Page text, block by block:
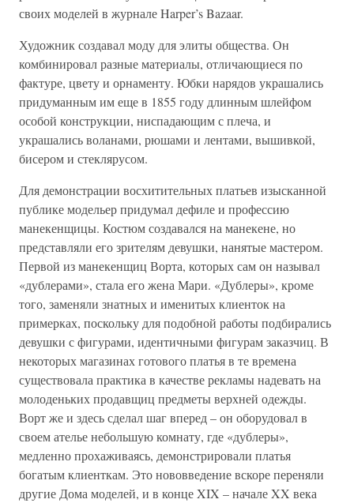
своих моделей в журнале Harper’s Bazaar.
Художник создавал моду для элиты общества. Он
комбинировал разные материалы, отличающиеся по
фактуре, цвету и орнаменту. Юбки нарядов украшались
придуманным им еще в 1855 году длинным шлейфом
особой конструкции, ниспадающим с плеча, и
украшались воланами, рюшами и лентами, вышивкой,
бисером и стеклярусом.
Для демонстрации восхитительных платьев изысканной
публике модельер придумал дефиле и профессию
манекенщицы. Костюм создавался на манекене, но
представляли его зрителям девушки, нанятые мастером.
Первой из манекенщиц Ворта, которых сам он называл
«дублерами», стала его жена Мари. «Дублеры», кроме
того, заменяли знатных и именитых клиенток на
примерках, поскольку для подобной работы подбирались
девушки с фигурами, идентичными фигурам заказчиц. В
некоторых магазинах готового платья в те времена
существовала практика в качестве рекламы надевать на
молоденьких продавщиц предметы верхней одежды.
Ворт же и здесь сделал шаг вперед – он оборудовал в
своем ателье небольшую комнату, где «дублеры»,
медленно прохаживаясь, демонстрировали платья
богатым клиенткам. Это нововведение вскоре переняли
другие Дома моделей, и в конце XIX – начале XX века